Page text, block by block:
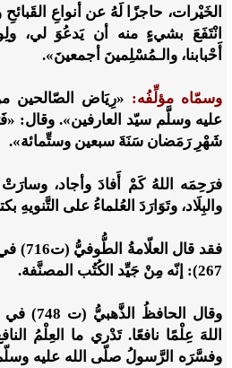
الخَيْرات، حاجزًا لَهُ عن أنواعِ
انْتَفَعَ بشيءٍ منه أن يَدعُوَ لي،
أَحْبابنا، والـمُسْلِمينَ أجمعينَ».
وسمّاه مؤلِّفُه: «رِيَاض الصّالحين
عليه وسلَّم سيّد العارفين». وقال:
شَهْرِ رَمَضان سَنَةَ سبعين وستِّمائة».
فرَحِمَه اللهُ كَمْ أَفادَ وأجاد،
والبِلَاد، وتَوَارَدَ العُلماءُ على التَّنويهِ
267): إنّه مِنْ جَيِّد الكُتُب المصنَّفة.
اللهَ عِلْمًا نافعًا. تَدْري ‌ما ‌العِلْمُ
وفسَّرَه الرَّسولُ صلّى الله عليه وسلّم